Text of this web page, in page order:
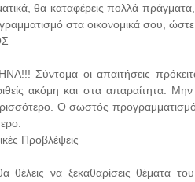
θα καταφέρεις πολλά
στα οικονομικά σου,
Σύντομα οι απαιτήσεις
ακόμη και στα απαραίτητα.
Ο σωστός
Προβλέψεις
θέλεις να ξεκαθαρίσεις θέματα